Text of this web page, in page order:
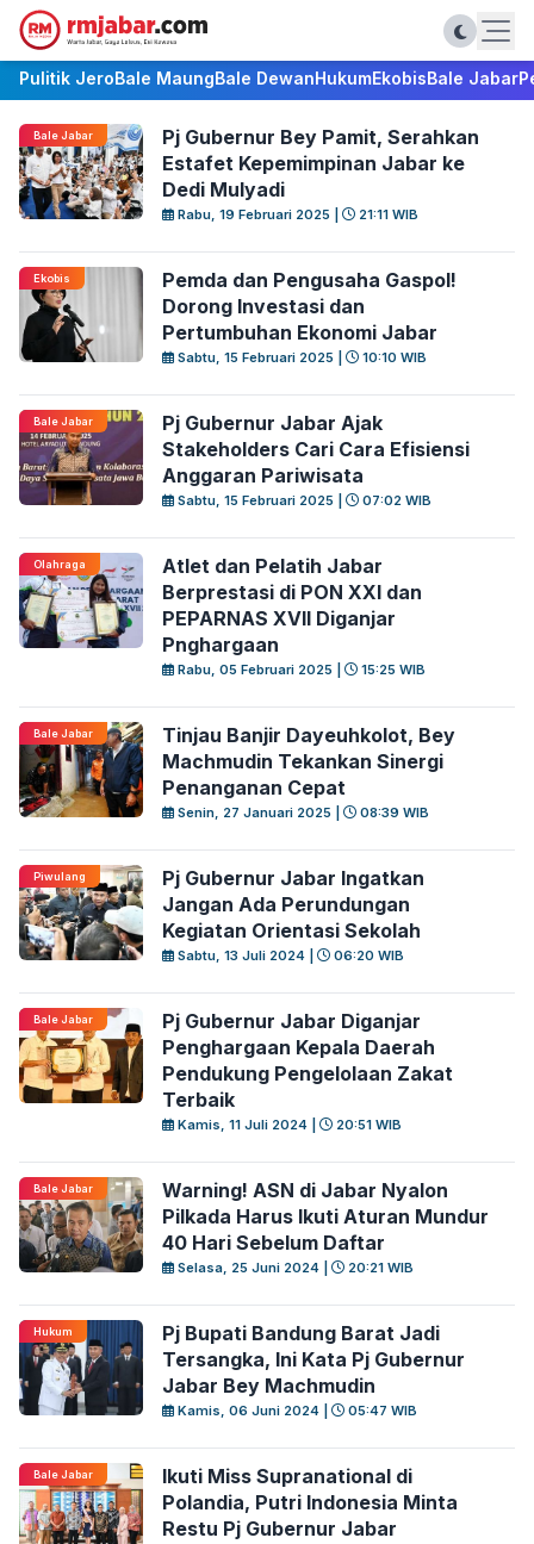
Pulitik JeroBale MaungBale DewanHukumEkobisBale Jabar
Bale Jabar
Pj Gubernur Bey Pamit, Serahkan
Estafet Kepemimpinan Jabar ke
Dedi Mulyadi
Rabu, 19 Februari 2025 | 21:11 WIB
Ekobis
Pemda dan Pengusaha Gaspol!
Dorong Investasi dan
Pertumbuhan Ekonomi Jabar
Sabtu, 15 Februari 2025 | 10:10 WIB
Bale Jabar
Pj Gubernur Jabar Ajak
Stakeholders Cari Cara Efisiensi
Anggaran Pariwisata
Sabtu, 15 Februari 2025 | 07:02 WIB
Olahraga
Atlet dan Pelatih Jabar
Berprestasi di PON XXI dan
PEPARNAS XVII Diganjar
Pnghargaan
Rabu, 05 Februari 2025 | 15:25 WIB
Bale Jabar
Tinjau Banjir Dayeuhkolot, Bey
Machmudin Tekankan Sinergi
Penanganan Cepat
Senin, 27 Januari 2025 | 08:39 WIB
Piwulang
Pj Gubernur Jabar Ingatkan
Jangan Ada Perundungan
Kegiatan Orientasi Sekolah
Sabtu, 13 Juli 2024 | 06:20 WIB
Bale Jabar
Pj Gubernur Jabar Diganjar
Penghargaan Kepala Daerah
Pendukung Pengelolaan Zakat
Terbaik
Kamis, 11 Juli 2024 | 20:51 WIB
Bale Jabar
Warning! ASN di Jabar Nyalon
Pilkada Harus Ikuti Aturan Mundur
40 Hari Sebelum Daftar
Selasa, 25 Juni 2024 | 20:21 WIB
Hukum
Pj Bupati Bandung Barat Jadi
Tersangka, Ini Kata Pj Gubernur
Jabar Bey Machmudin
Kamis, 06 Juni 2024 | 05:47 WIB
Bale Jabar
Ikuti Miss Supranational di
Polandia, Putri Indonesia Minta
Restu Pj Gubernur Jabar